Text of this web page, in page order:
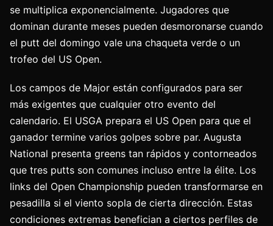
se multiplica exponencialmente. Jugadores que
dominan durante meses pueden desmoronarse cuando
el putt del domingo vale una chaqueta verde o un
trofeo del US Open.
Los campos de Major están configurados para ser
más exigentes que cualquier otro evento del
calendario. El USGA prepara el US Open para que el
ganador termine varios golpes sobre par. Augusta
National presenta greens tan rápidos y contorneados
que tres putts son comunes incluso entre la élite. Los
links del Open Championship pueden transformarse en
pesadilla si el viento sopla de cierta dirección. Estas
condiciones extremas benefician a ciertos perfiles de